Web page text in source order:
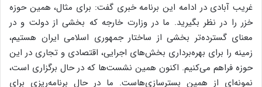
غریب آبادی در ادامه این برنامه خبری گفت: برای مثال، همین حوزه
خزر را در نظر بگیرید. ما در وزارت خارجه که بخشی از دولت و در
معنای گسترده‌تر بخشی از ساختار جمهوری اسلامی ایران هستیم،
زمینه را برای بهره‌برداری بخش‌های اجرایی، اقتصادی و تجاری در این
حوزه فراهم می‌کنیم. اکنون همین نشست‌ها که در حال برگزاری است،
نمونه‌ای از همین بسترسازی‌هاست. ما در حال برنامه‌ریزی برای